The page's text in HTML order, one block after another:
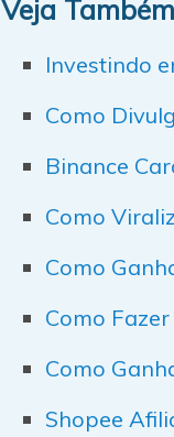
Veja
Investindo
Como
Binance
Como
Como
Como
Como
Shopee